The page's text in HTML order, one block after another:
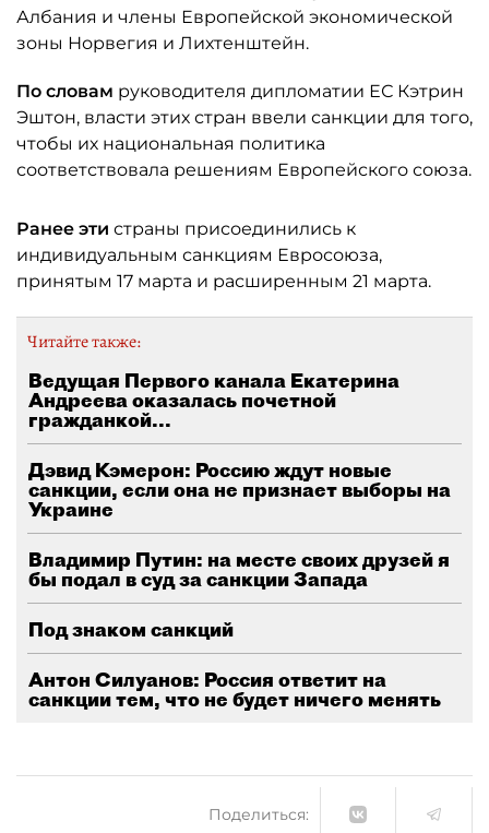
Албания и члены Европейской экономической
зоны Норвегия и Лихтенштейн.
По словам руководителя дипломатии ЕС Кэтрин
Эштон, власти этих стран ввели санкции для того,
чтобы их национальная политика
соответствовала решениям Европейского союза.
Ранее эти страны присоединились к
индивидуальным санкциям Евросоюза,
принятым 17 марта и расширенным 21 марта.
Читайте также:
Ведущая Первого канала Екатерина
Андреева оказалась почетной
гражданкой...
Дэвид Кэмерон: Россию ждут новые
санкции, если она не признает выборы на
Украине
Владимир Путин: на месте своих друзей я
бы подал в суд за санкции Запада
Под знаком санкций
Антон Силуанов: Россия ответит на
санкции тем, что не будет ничего менять
Поделиться: